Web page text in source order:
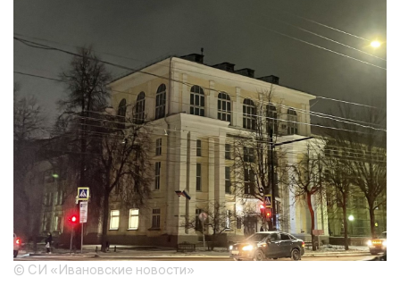
© СИ «Ивановские новости»